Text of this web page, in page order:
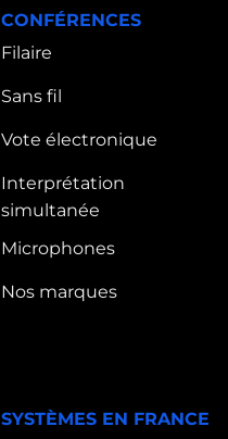
CONFÉRENCES
Filaire
Sans fil
Vote électronique
Interprétation
simultanée
Microphones
Nos marques
SYSTÈMES EN FRANCE